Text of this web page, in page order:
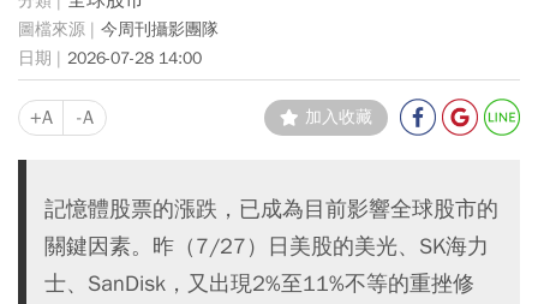
今周刊攝影團隊
2026-07-28 14:00
+A -A 加入收藏
記憶體股票的漲跌，已成為目前影響全球股市的
關鍵因素。昨（7/27）日美股的美光、SK海力
士、SanDisk，又出現2%至11%不等的重挫修